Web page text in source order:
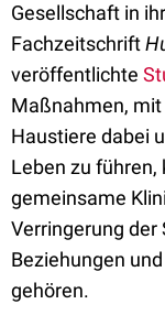
Gesellschaft in
Fachzeitschrift
veröffentlichte
Maßnahmen, mit
Haustiere dabei
Leben zu
gemeinsame
Verringerung
Beziehungen
gehören.